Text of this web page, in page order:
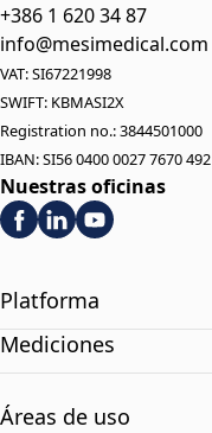
+386 1 620 34 87
info@mesimedical.com
VAT: SI67221998
SWIFT: KBMASI2X
Registration no.: 3844501000
IBAN: SI56 0400 0027 7670 492
Nuestras oficinas
Platforma
Mediciones
Áreas de uso